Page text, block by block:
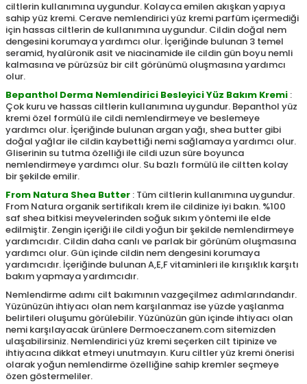
ciltlerin kullanımına uygundur. Kolayca emilen akışkan yapıya
sahip yüz kremi. Cerave nemlendirici yüz kremi parfüm içermediği
için hassas ciltlerin de kullanımına uygundur. Cildin doğal nem
dengesini korumaya yardımcı olur. İçeriğinde bulunan 3 temel
seramid, hyalüronik asit ve niacinamide ile cildin gün boyu nemli
kalmasına ve pürüzsüz bir cilt görünümü oluşmasına yardımcı
olur.
Bepanthol Derma Nemlendirici Besleyici Yüz Bakım Kremi :
Çok kuru ve hassas ciltlerin kullanımına uygundur. Bepanthol yüz
kremi özel formülü ile cildi nemlendirmeye ve beslemeye
yardımcı olur. İçeriğinde bulunan argan yağı, shea butter gibi
doğal yağlar ile cildin kaybettiği nemi sağlamaya yardımcı olur.
Gliserinin su tutma özelliği ile cildi uzun süre boyunca
nemlendirmeye yardımcı olur. Su bazlı formülü ile ciltten kolay
bir şekilde emilir.
From Natura Shea Butter : Tüm ciltlerin kullanımına uygundur.
From Natura organik sertifikalı krem ile cildinize iyi bakın. %100
saf shea bitkisi meyvelerinden soğuk sıkım yöntemi ile elde
edilmiştir. Zengin içeriği ile cildi yoğun bir şekilde nemlendirmeye
yardımcıdır. Cildin daha canlı ve parlak bir görünüm oluşmasına
yardımcı olur. Gün içinde cildin nem dengesini korumaya
yardımcıdır. İçeriğinde bulunan A,E,F vitaminleri ile kırışıklık karşıtı
bakım yapmaya yardımcıdır.
Nemlendirme adımı cilt bakımının vazgeçilmez adımlarındandır.
Yüzünüzün ihtiyacı olan nem karşılanmaz ise yüzde yaşlanma
belirtileri oluşumu görülebilir. Yüzünüzün gün içinde ihtiyacı olan
nemi karşılayacak ürünlere Dermoeczanem.com sitemizden
ulaşabilirsiniz. Nemlendirici yüz kremi seçerken cilt tipinize ve
ihtiyacına dikkat etmeyi unutmayın. Kuru ciltler yüz kremi önerisi
olarak yoğun nemlendirme özelliğine sahip kremler seçmeye
özen göstermeliler.